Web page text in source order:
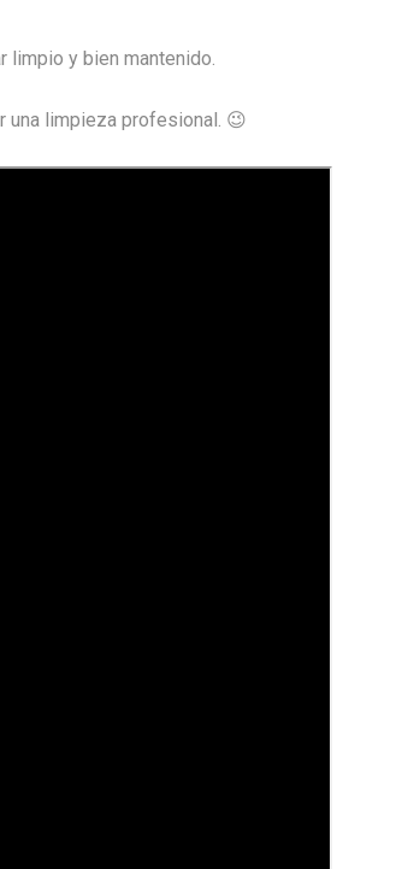
limpio y bien mantenido.
una limpieza profesional. 😉